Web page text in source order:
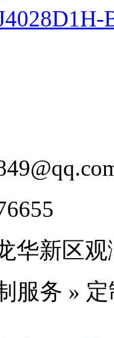
华新区
服务 »